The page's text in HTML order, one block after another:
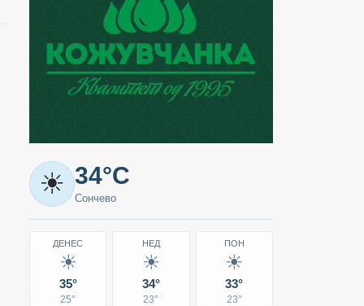
Метео
-
Кавадарци
☀ 34°C
Сончево
ДЕНЕС
☀
35°
25°
НЕД
☀
34°
23°
ПОН
☀
33°
23°